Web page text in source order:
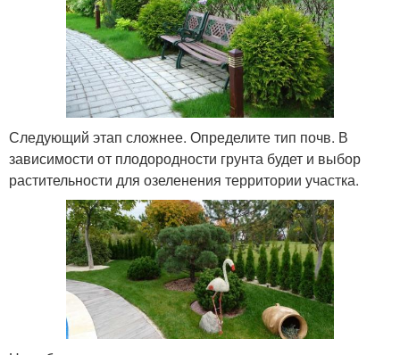
Следующий этап сложнее. Определите тип почв. В
зависимости от плодородности грунта будет и выбор
растительности для озеленения территории участка.